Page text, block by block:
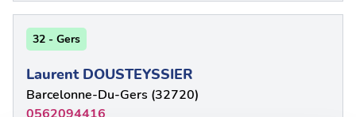
32 - Gers
Laurent DOUSTEYSSIER
Barcelonne-Du-Gers (32720)